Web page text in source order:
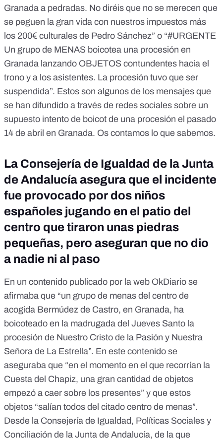
Granada a pedradas. No diréis que no se merecen que
se peguen la gran vida con nuestros impuestos más
los 200€ culturales de Pedro Sánchez” o “#URGENTE
Un grupo de MENAS boicotea una procesión en
Granada lanzando OBJETOS contundentes hacia el
trono y a los asistentes. La procesión tuvo que ser
suspendida”. Estos son algunos de los mensajes que
se han difundido a través de redes sociales sobre un
supuesto intento de boicot de una procesión el pasado
14 de abril en Granada. Os contamos lo que sabemos.
La Consejería de Igualdad de la Junta
de Andalucía asegura que el incidente
fue provocado por dos niños
españoles jugando en el patio del
centro que tiraron unas piedras
pequeñas, pero aseguran que no dio
a nadie ni al paso
En un contenido publicado por la web OkDiario se
afirmaba que “un grupo de menas del centro de
acogida Bermúdez de Castro, en Granada, ha
boicoteado en la madrugada del Jueves Santo la
procesión de Nuestro Cristo de la Pasión y Nuestra
Señora de La Estrella”. En este contenido se
aseguraba que “en el momento en el que recorrían la
Cuesta del Chapiz, una gran cantidad de objetos
empezó a caer sobre los presentes” y que estos
objetos “salían todos del citado centro de menas”.
Desde la Consejería de Igualdad, Políticas Sociales y
Conciliación de la Junta de Andalucía, de la que